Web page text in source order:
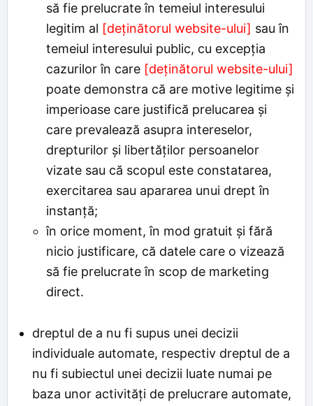
să fie prelucrate în temeiul interesului
legitim al [deținătorul website-ului] sau în
temeiul interesului public, cu excepția
cazurilor în care [deținătorul website-ului]
poate demonstra că are motive legitime și
imperioase care justifică prelucarea și
care prevalează asupra intereselor,
drepturilor și libertăților persoanelor
vizate sau că scopul este constatarea,
exercitarea sau apararea unui drept în
instanță;
în orice moment, în mod gratuit și fără
nicio justificare, că datele care o vizează
să fie prelucrate în scop de marketing
direct.
dreptul de a nu fi supus unei decizii
individuale automate, respectiv dreptul de a
nu fi subiectul unei decizii luate numai pe
baza unor activități de prelucrare automate,